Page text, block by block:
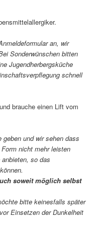
an, wir
Sonderwünschen bitten
Jugendherbergsküche
schnell
brauche einen Lift vom
und wir sehen dass
nicht mehr leisten
so das
soweit möglich selbst
bitte keinesfalls später
Einsetzen der Dunkelheit